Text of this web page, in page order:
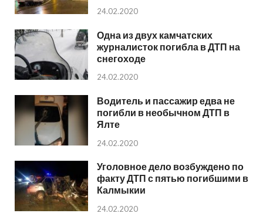
24.02.2020
Одна из двух камчатских
журналисток погибла в ДТП на
снегоходе
24.02.2020
Водитель и пассажир едва не
погибли в необычном ДТП в
Ялте
24.02.2020
Уголовное дело возбуждено по
факту ДТП с пятью погибшими в
Калмыкии
24.02.2020